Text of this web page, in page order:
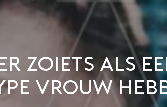
zoiets als
vrouw